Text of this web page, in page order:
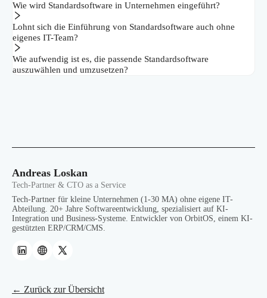
Wie wird Standardsoftware in Unternehmen eingeführt?
Lohnt sich die Einführung von Standardsoftware auch ohne
eigenes IT-Team?
Wie aufwendig ist es, die passende Standardsoftware
auszuwählen und umzusetzen?
Andreas Loskan
Tech-Partner & CTO as a Service
Tech-Partner für kleine Unternehmen (1-30 MA) ohne eigene IT-
Abteilung. 20+ Jahre Softwareentwicklung, spezialisiert auf KI-
Integration und Business-Systeme. Entwickler von OrbitOS, einem KI-
gestützten ERP/CRM/CMS.
← Zurück zur Übersicht